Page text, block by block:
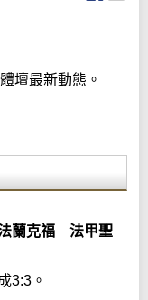
壇最新動態。
法蘭克福 法甲聖
3:3。